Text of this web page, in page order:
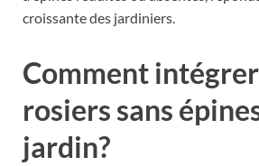
croissante des jardiniers.
Comment
rosiers sans
jardin?